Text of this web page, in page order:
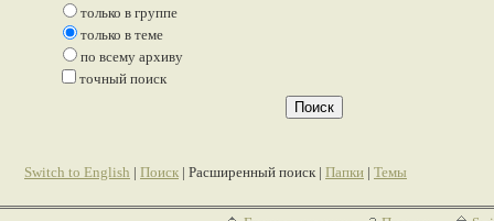
только в группе
только в теме
по всему архиву
точный поиск
Switch to English | Поиск | Расширенный поиск | Папки | Темы